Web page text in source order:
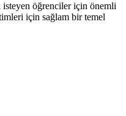
öğrenciler için önemli
için sağlam bir temel